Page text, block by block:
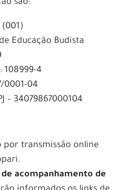
são:
Educação Budista
108999-4
0001-04
– 34079867000104
transmissão online
de acompanhamento de